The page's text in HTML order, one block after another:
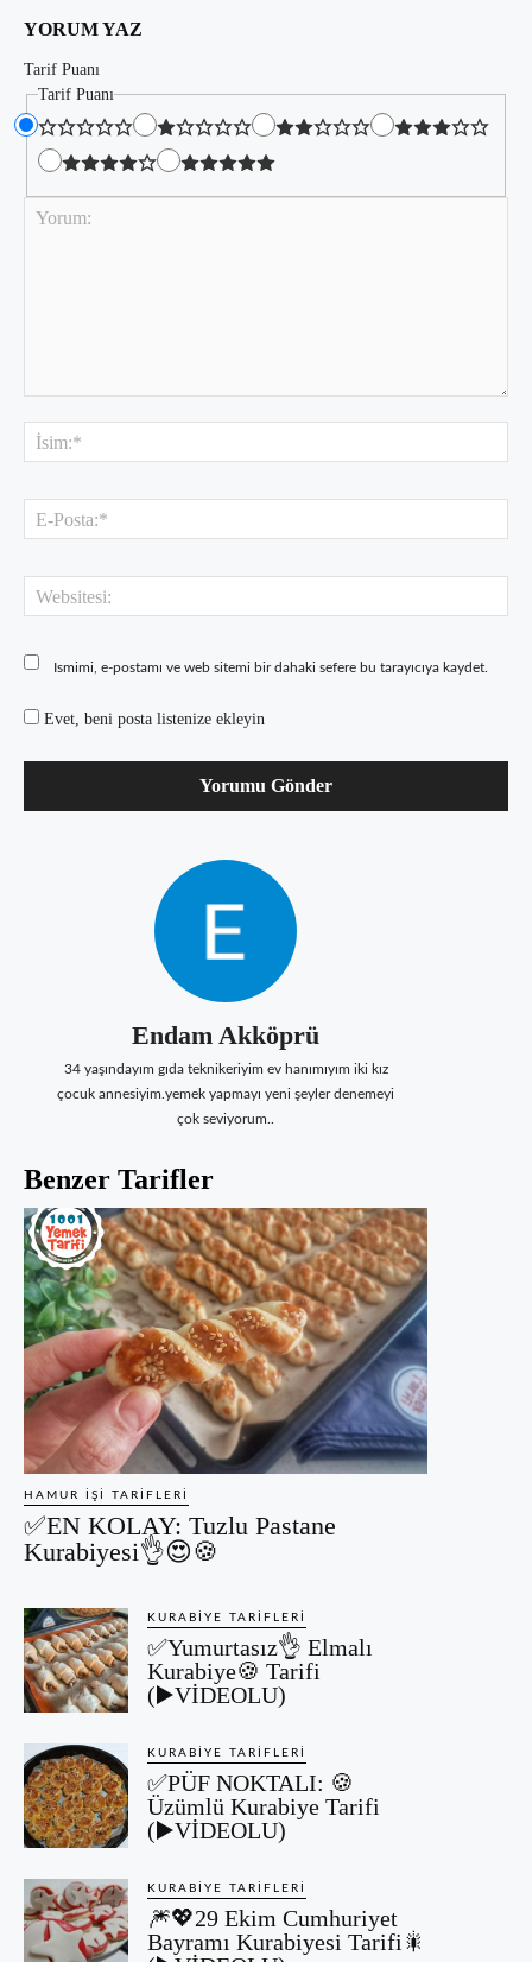
YORUM YAZ
Tarif Puanı
Tarif Puanı
Ismimi, e-postamı ve web sitemi bir dahaki sefere bu tarayıcıya kaydet.
Evet, beni posta listenize ekleyin
Endam Akköprü
34 yaşındayım gıda teknikeriyim ev hanımıyım iki kız
çocuk annesiyim.yemek yapmayı yeni şeyler denemeyi
çok seviyorum..
Benzer Tarifler
HAMUR İŞI TARIFLERI
✅EN KOLAY: Tuzlu Pastane
Kurabiyesi👌😍🍪
KURABIYE TARIFLERI
✅Yumurtasız👌 Elmalı
Kurabiye🍪 Tarifi
(▶️VİDEOLU)
KURABIYE TARIFLERI
✅PÜF NOKTALI: 🍪
Üzümlü Kurabiye Tarifi
(▶️VİDEOLU)
KURABIYE TARIFLERI
🎆💖29 Ekim Cumhuriyet
Bayramı Kurabiyesi Tarifi🎇